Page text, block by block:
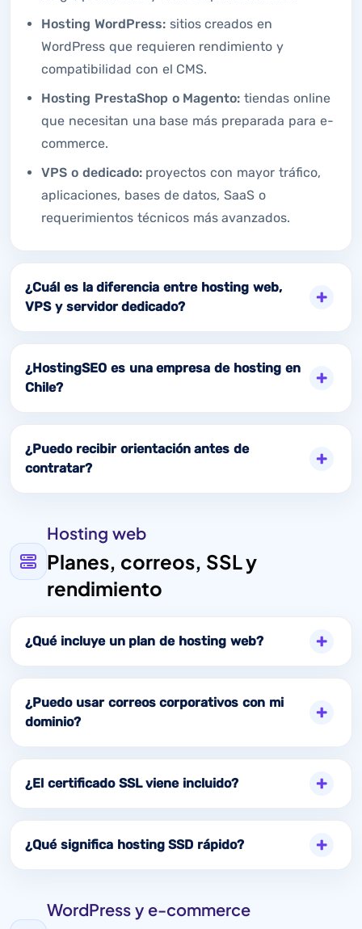
Hosting WordPress:sitios creados en
WordPress que requieren rendimiento y
compatibilidad con el CMS.
Hosting PrestaShop o Magento: tiendas online
que necesitan una base más preparada para e-
commerce.
VPS o dedicado:proyectos con mayor tráfico,
aplicaciones, bases de datos, SaaS o
requerimientos técnicos más avanzados.
¿Cuál es la diferencia entre hosting web,
VPS y servidor dedicado?
¿HostingSEO es una empresa de hosting en
Chile?
¿Puedo recibir orientación antes de
contratar?
Hosting web
Planes, correos, SSL y
rendimiento
¿Qué incluye un plan de hosting web?
¿Puedo usar correos corporativos con mi
dominio?
¿El certificado SSL viene incluido?
¿Qué significa hosting SSD rápido?
WordPress y e-commerce